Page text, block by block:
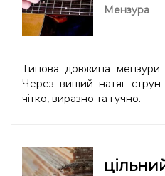
Мензура
Типова довжина мензури
Через вищий натяг струн
чітко, виразно та гучно.